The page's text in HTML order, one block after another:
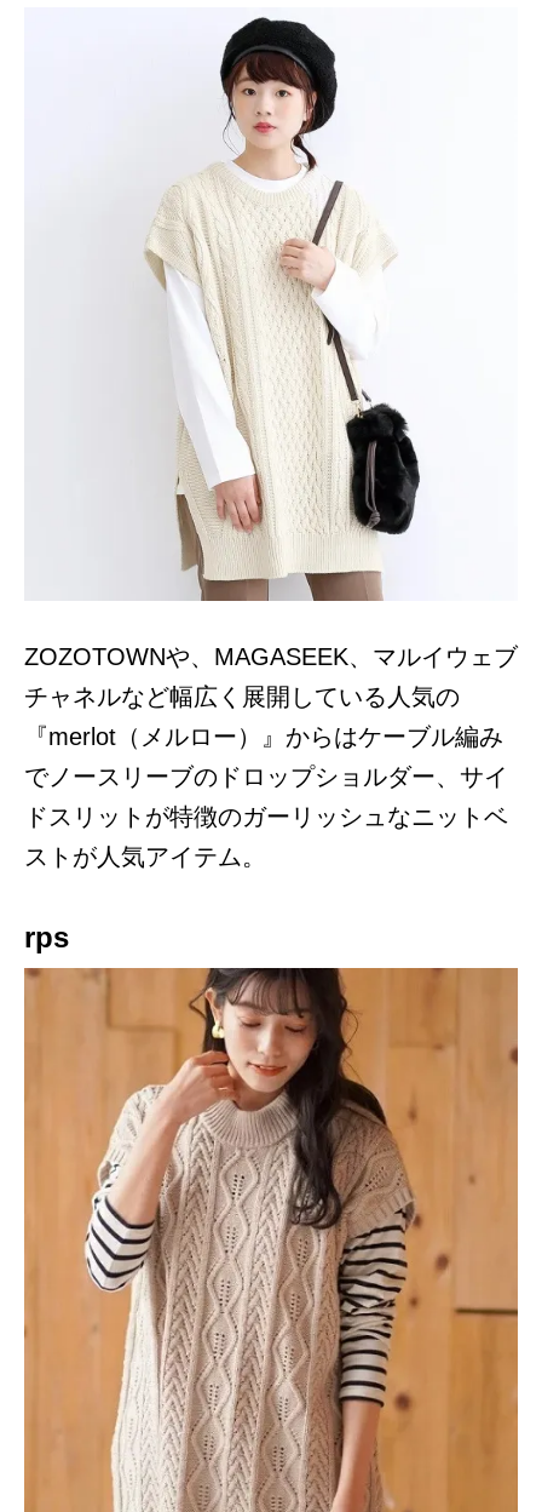
ZOZOTOWNや、MAGASEEK、マルイウェブ
チャネルなど幅広く展開している人気の
『merlot（メルロー）』からはケーブル編み
でノースリーブのドロップショルダー、サイ
ドスリットが特徴のガーリッシュなニットベ
ストが人気アイテム。
rps